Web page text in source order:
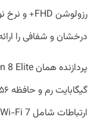
درخشان و شفافی را